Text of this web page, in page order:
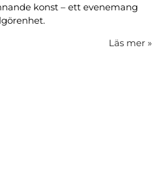
konst – ett evenemang
Läs mer »